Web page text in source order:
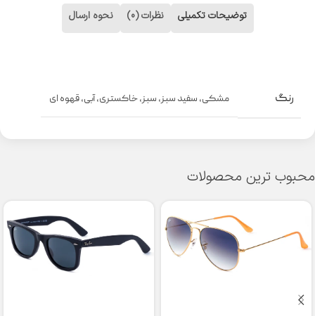
توضیحات تکمیلی نظرات (0) نحوه ارسال
رنگ مشکی, سفید سبز, سبز,خاکستری,آبی,قهوه ای
محبوب ترین محصولات